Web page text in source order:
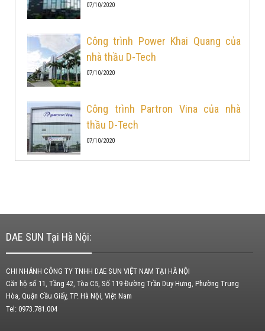
07/10/2020
Công trình Power Khai Quang của
nhà thầu D-Tech
07/10/2020
Công trình Partron Vina của nhà
thầu D-Tech
07/10/2020
DAE SUN Tại Hà Nội:
CHI NHÁNH CÔNG TY TNHH DAE SUN VIỆT NAM TẠI HÀ NỘI
Căn hộ số 11, Tầng 42, Tòa C5, Số 119 Đường Trần Duy Hưng, Phường Trung
Hòa, Quận Cầu Giấy, TP. Hà Nội, Việt Nam
Tel: 0973.781.004